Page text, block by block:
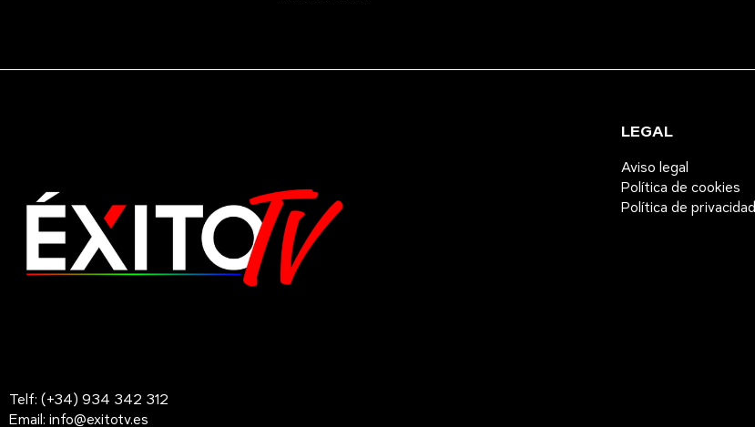
Telf: (+34) 934 342 312
Email: info@exitotv.es
LEGAL
Aviso legal
Política de cookies
Política de privacidad